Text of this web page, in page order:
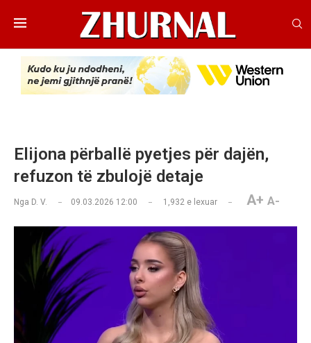
Elijona përballë pyetjes për dajën,
refuzon të zbulojë detaje
Nga D. V. 09.03.2026 12:00 1,932 e lexuar A+ A-